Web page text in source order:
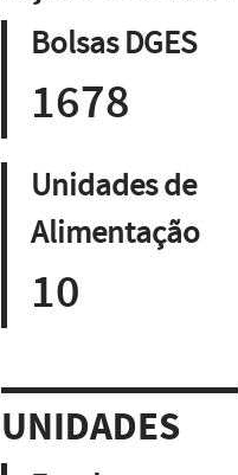
Bolsas DGES
1678
Unidades de
Alimentação
10
UNIDADES